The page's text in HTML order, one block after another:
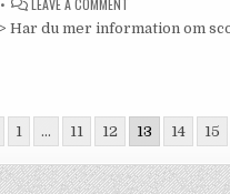
LEAVE A COMMENT
SCOUTKÅR
Har du mer information om
1 … 11 12 13 14 15